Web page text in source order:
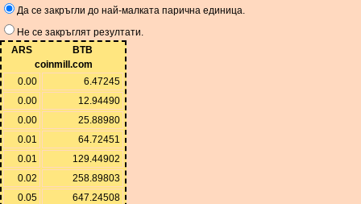
Да се ​​закръгли до най-малката парична единица.
Не се закръглят резултати.
ARS
BTB
coinmill.com
0.00
6.47245
0.00
12.94490
0.00
25.88980
0.01
64.72451
0.01
129.44902
0.02
258.89803
0.05
647.24508